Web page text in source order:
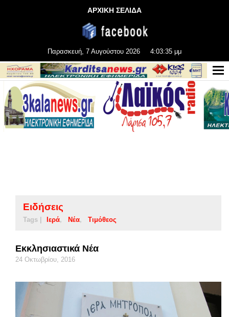
ΑΡΧΙΚΗ ΣΕΛΙΔΑ
Παρασκευή, 7 Αυγούστου 2026 4:03:35 μμ
Ειδήσεις
Tags | Ιερά Νέα Τιμόθεος
Εκκλησιαστικά Νέα
24 Οκτωβρίου, 2016